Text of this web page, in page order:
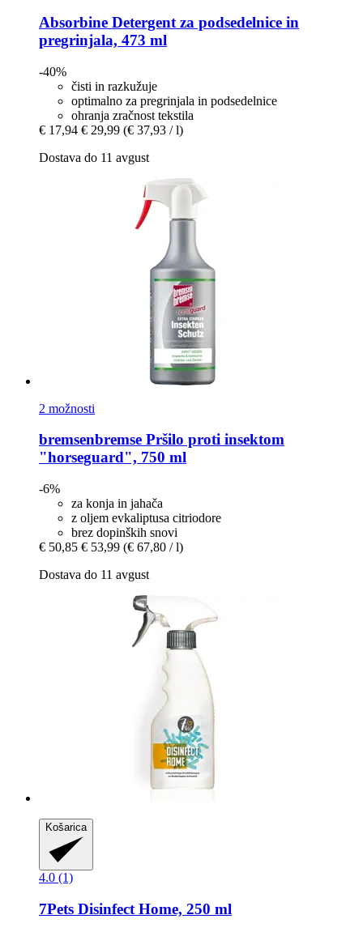
Absorbine Detergent za podsedelnice in
pregrinjala, 473 ml
-40%
čisti in razkužuje
optimalno za pregrinjala in podsedelnice
ohranja zračnost tekstila
€ 17,94 € 29,99 (€ 37,93 / l)
Dostava do 11 avgust
2 možnosti
bremsenbremse Pršilo proti insektom
"horseguard", 750 ml
-6%
za konja in jahača
z oljem evkaliptusa citriodore
brez dopinških snovi
€ 50,85 € 53,99 (€ 67,80 / l)
Dostava do 11 avgust
Košarica
4.0 (1)
7Pets Disinfect Home, 250 ml